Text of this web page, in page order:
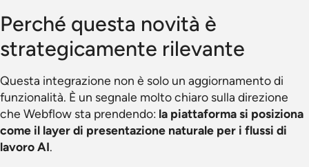
Perché questa novità è
strategicamente rilevante
Questa integrazione non è solo un aggiornamento di
funzionalità. È un segnale molto chiaro sulla direzione
che Webflow sta prendendo: la piattaforma si posiziona
come il layer di presentazione naturale per i flussi di
lavoro AI.